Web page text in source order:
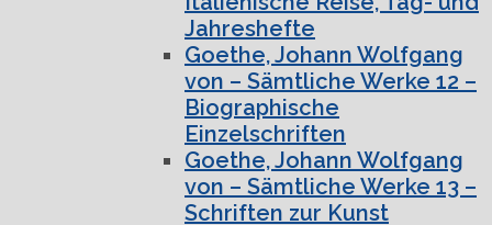
Jahreshefte
Goethe, Johann Wolfgang
von – Sämtliche Werke 12 –
Biographische
Einzelschriften
Goethe, Johann Wolfgang
von – Sämtliche Werke 13 –
Schriften zur Kunst